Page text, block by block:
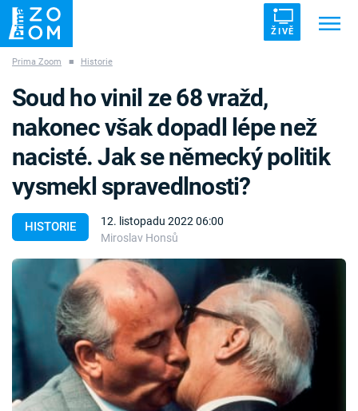
ŽIVĚ
ZÁHADY VETŘELCI DÁVNOVĚKU
Témata
Témata
Pořady
TV Program
Časopis
Prima Zoom ■ Historie
HISTORIE
12. listopadu 2022 06:00
Miroslav Honsů
Soud ho vinil ze 68 vražd,
nakonec však dopadl lépe než
nacisté. Jak se německý politik
vysmekl spravedlnosti?